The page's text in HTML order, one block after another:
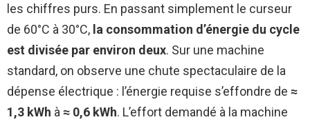
les chiffres purs. En passant simplement le curseur
de 60°C à 30°C, la consommation d’énergie du cycle
est divisée par environ deux. Sur une machine
standard, on observe une chute spectaculaire de la
dépense électrique : l’énergie requise s’effondre de ≈
1,3 kWh à ≈ 0,6 kWh. L’effort demandé à la machine